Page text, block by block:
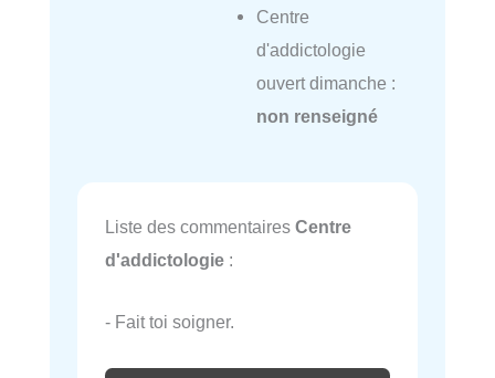
Centre
d'addictologie
ouvert dimanche :
non renseigné
Liste des commentaires Centre
d'addictologie :
- Fait toi soigner.